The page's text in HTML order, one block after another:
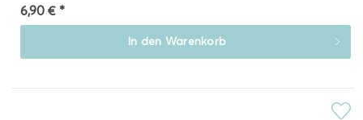
6,90 € *
In den Warenkorb